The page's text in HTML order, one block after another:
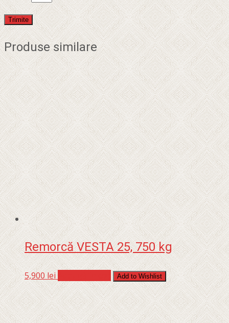
Produse similare
Remorcă VESTA 25, 750 kg
5,900 lei Add to Wishlist